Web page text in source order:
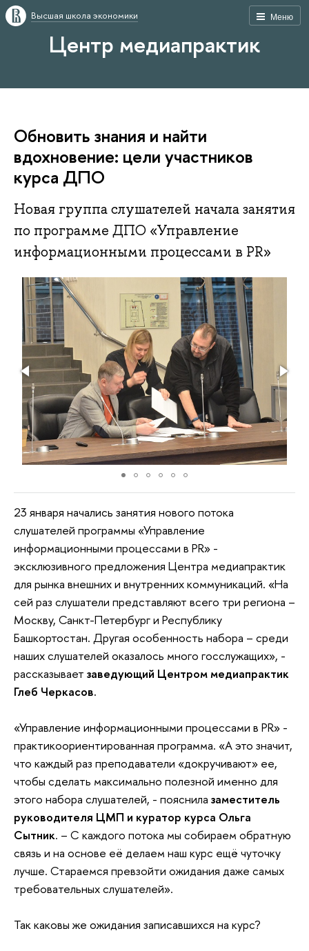
Меню
Высшая школа экономики
Центр медиапрактик
Обновить знания и найти
вдохновение: цели участников
курса ДПО
Новая группа слушателей начала занятия
по программе ДПО «Управление
информационными процессами в PR»
23 января начались занятия нового потока
слушателей программы «Управление
информационными процессами в PR» -
эксклюзивного предложения Центра медиапрактик
для рынка внешних и внутренних коммуникаций. «На
сей раз слушатели представляют всего три региона –
Москву, Санкт-Петербург и Республику
Башкортостан. Другая особенность набора – среди
наших слушателей оказалось много госслужащих», -
рассказывает заведующий Центром медиапрактик
Глеб Черкасов.
«Управление информационными процессами в PR» -
практикоориентированная программа. «А это значит,
что каждый раз преподаватели «докручивают» ее,
чтобы сделать максимально полезной именно для
этого набора слушателей, - пояснила заместитель
руководителя ЦМП и куратор курса Ольга
Сытник. – С каждого потока мы собираем обратную
связь и на основе её делаем наш курс ещё чуточку
лучше. Стараемся превзойти ожидания даже самых
требовательных слушателей».
Так каковы же ожидания записавшихся на курс?